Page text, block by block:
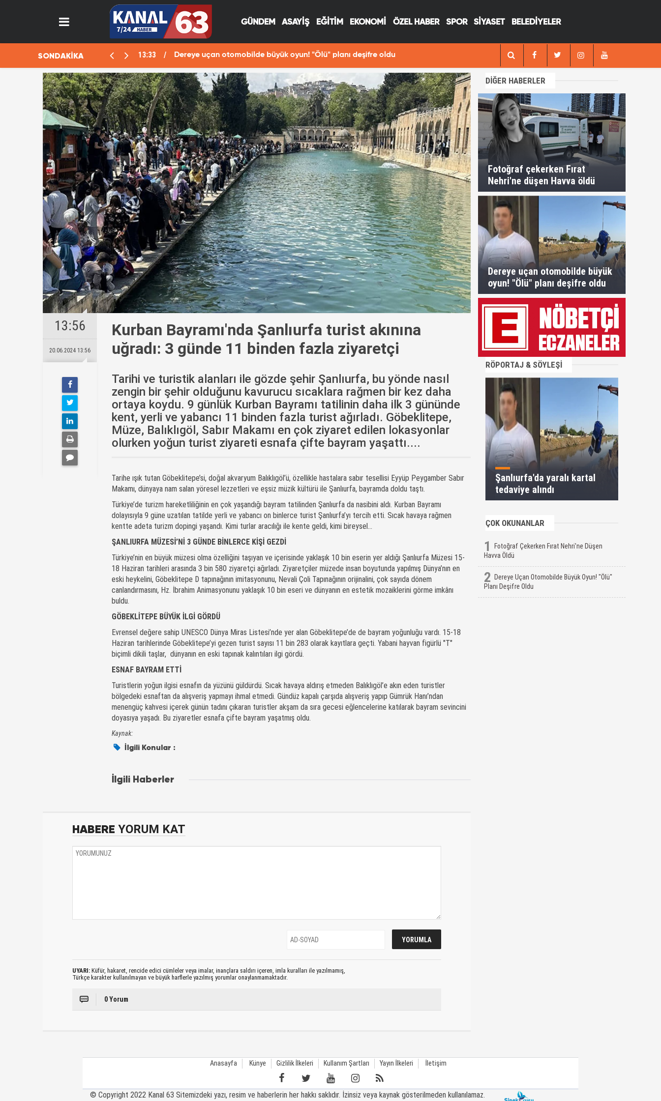
GÜNDEM ASAYİŞ EĞİTİM EKONOMİ ÖZEL HABER SPOR SİYASET BELEDİYELER
SONDAKİKA
uçan otomobilde büyük oyun! "Ölü" planı deşifre oldu 13:29 Fotoğraf çekerken Fırat Nehri'ne düşen Havva öldü
13:56
20.06.2024 13:56
Kurban Bayramı'nda Şanlıurfa turist akınına
uğradı: 3 günde 11 binden fazla ziyaretçi
Tarihi ve turistik alanları ile gözde şehir Şanlıurfa, bu yönde nasıl
zengin bir şehir olduğunu kavurucu sıcaklara rağmen bir kez daha
ortaya koydu. 9 günlük Kurban Bayramı tatilinin daha ilk 3 gününde
kent, yerli ve yabancı 11 binden fazla turist ağırladı. Göbeklitepe,
Müze, Balıklıgöl, Sabır Makamı en çok ziyaret edilen lokasyonlar
olurken yoğun turist ziyareti esnafa çifte bayram yaşattı....
Tarihe ışık tutan Göbeklitepe’si, doğal akvaryum Balıklıgöl’ü, özellikle hastalara sabır tesellisi Eyyüp Peygamber Sabır
Makamı, dünyaya nam salan yöresel lezzetleri ve eşsiz müzik kültürü ile Şanlıurfa, bayramda doldu taştı.
Türkiye’de turizm hareketliliğinin en çok yaşandığı bayram tatilinden Şanlıurfa da nasibini aldı. Kurban Bayramı
dolayısıyla 9 güne uzatılan tatilde yerli ve yabancı on binlerce turist Şanlıurfa’yı tercih etti. Sıcak havaya rağmen
kentte adeta turizm dopingi yaşandı. Kimi turlar aracılığı ile kente geldi, kimi bireysel...
ŞANLIURFA MÜZESİ’Nİ 3 GÜNDE BİNLERCE KİŞİ GEZDİ
Türkiye’nin en büyük müzesi olma özelliğini taşıyan ve içerisinde yaklaşık 10 bin eserin yer aldığı Şanlıurfa Müzesi 15-
18 Haziran tarihleri arasında 3 bin 580 ziyaretçi ağırladı. Ziyaretçiler müzede insan boyutunda yapılmış Dünya’nın en
eski heykelini, Göbeklitepe D tapınağının imitasyonunu, Nevali Çoli Tapınağının orijinalini, çok sayıda dönem
canlandırmasını, Hz. İbrahim Animasyonunu yaklaşık 10 bin eseri ve dünyanın en estetik mozaiklerini görme imkânı
buldu.
GÖBEKLİTEPE BÜYÜK İLGİ GÖRDÜ
Evrensel değere sahip UNESCO Dünya Miras Listesi’nde yer alan Göbeklitepe’de de bayram yoğunluğu vardı. 15-18
Haziran tarihlerinde Göbeklitepe’yi gezen turist sayısı 11 bin 283 olarak kayıtlara geçti. Yabani hayvan figürlü "T"
biçimli dikili taşlar, dünyanın en eski tapınak kalıntıları ilgi gördü.
ESNAF BAYRAM ETTİ
Turistlerin yoğun ilgisi esnafın da yüzünü güldürdü. Sıcak havaya aldırış etmeden Balıklıgöl’e akın eden turistler
bölgedeki esnaftan da alışveriş yapmayı ihmal etmedi. Gündüz kapalı çarşıda alışveriş yapıp Gümrük Hanı’ndan
menengüç kahvesi içerek günün tadını çıkaran turistler akşam da sıra gecesi eğlencelerine katılarak bayram sevincini
doyasıya yaşadı. Bu ziyaretler esnafa çifte bayram yaşatmış oldu.
Kaynak:
İlgili Konular :
İlgili Haberler
HABERE YORUM KAT
UYARI: Küfür, hakaret, rencide edici cümleler veya imalar, inançlara saldırı içeren, imla kuralları ile yazılmamış,
Türkçe karakter kullanılmayan ve büyük harflerle yazılmış yorumlar onaylanmamaktadır.
0 Yorum
DİĞER HABERLER
Fotoğraf çekerken Fırat
Nehri'ne düşen Havva öldü
Dereye uçan otomobilde büyük
oyun! "Ölü" planı deşifre oldu
RÖPORTAJ & SÖYLEŞİ
Şanlıurfa'da yaralı kartal
tedaviye alındı
ÇOK OKUNANLAR
1
Fotoğraf Çekerken Fırat Nehri'ne Düşen
Havva Öldü
2
Dereye Uçan Otomobilde Büyük Oyun! "Ölü"
Planı Deşifre Oldu
Anasayfa Künye Gizlilik İlkeleri Kullanım Şartları Yayın İlkeleri İletişim
© Copyright 2022 Kanal 63 Sitemizdeki yazı, resim ve haberlerin her hakkı saklıdır. İzinsiz veya kaynak gösterilmeden kullanılamaz.